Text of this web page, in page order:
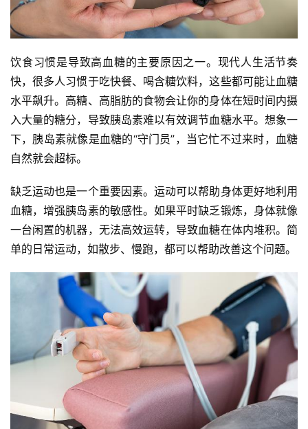
饮食习惯是导致高血糖的主要原因之一。现代人生活节奏
快，很多人习惯于吃快餐、喝含糖饮料，这些都可能让血糖
水平飙升。高糖、高脂肪的食物会让你的身体在短时间内摄
入大量的糖分，导致胰岛素难以有效调节血糖水平。想象一
下，胰岛素就像是血糖的“守门员”，当它忙不过来时，血糖
自然就会超标。
缺乏运动也是一个重要因素。运动可以帮助身体更好地利用
血糖，增强胰岛素的敏感性。如果平时缺乏锻炼，身体就像
一台闲置的机器，无法高效运转，导致血糖在体内堆积。简
单的日常运动，如散步、慢跑，都可以帮助改善这个问题。